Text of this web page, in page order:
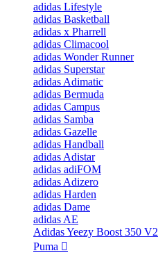
adidas Lifestyle
adidas Basketball
adidas x Pharrell
adidas Climacool
adidas Wonder Runner
adidas Superstar
adidas Adimatic
adidas Bermuda
adidas Campus
adidas Samba
adidas Gazelle
adidas Handball
adidas Adistar
adidas adiFOM
adidas Adizero
adidas Harden
adidas Dame
adidas AE
Adidas Yeezy Boost 350 V2
Puma